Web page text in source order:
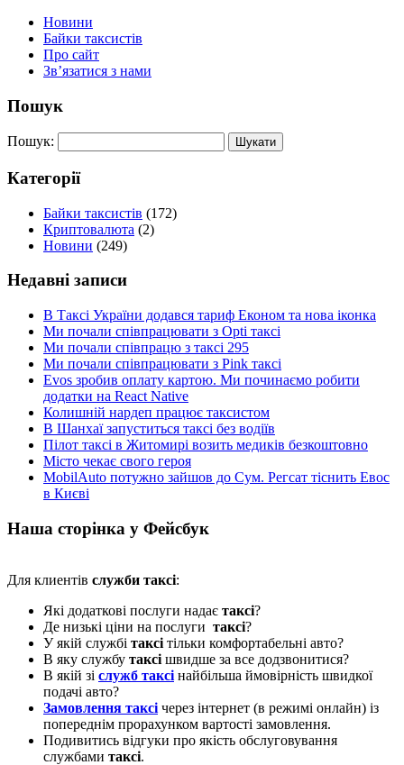
Новини
Байки таксистів
Про сайт
Зв’язатися з нами
Пошук
Пошук:
Категорії
Байки таксистів (172)
Криптовалюта (2)
Новини (249)
Недавні записи
В Таксі України додався тариф Економ та нова іконка
Ми почали співпрацювати з Opti таксі
Ми почали співпрацю з таксі 295
Ми почали співпрацювати з Pink таксі
Evos зробив оплату картою. Ми починаємо робити
додатки на React Native
Колишній нардеп працює таксистом
В Шанхаї запуститься таксі без водіїв
Пілот таксі в Житомирі возить медиків безкоштовно
Місто чекає свого героя
MobilAuto потужно зайшов до Сум. Регсат тіснить Евос
в Києві
Наша сторінка у Фейсбук
Для клиентів служби таксі:
Які додаткові послуги надає таксі?
Де низькі ціни на послуги таксі?
У якій службі таксі тільки комфортабельні авто?
В яку службу таксі швидше за все додзвонитися?
В якій зі служб таксі найбільша ймовірність швидкої
подачі авто?
Замовлення таксі через інтернет (в режимі онлайн) із
попереднім прорахунком вартості замовлення.
Подивитись відгуки про якість обслуговування
службами таксі.